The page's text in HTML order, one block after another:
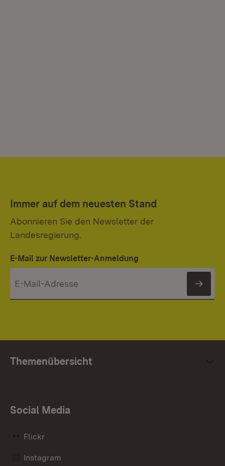
Immer auf dem neuesten Stand
Abonnieren Sie den Newsletter der
Landesregierung.
E-Mail zur Newsletter-Anmeldung
Themenübersicht
Social Media
Flickr
Instagram